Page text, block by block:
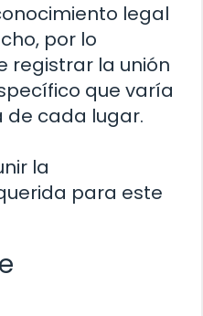
legal
por lo
registrar la unión
que varía
de cada lugar.
la
para este